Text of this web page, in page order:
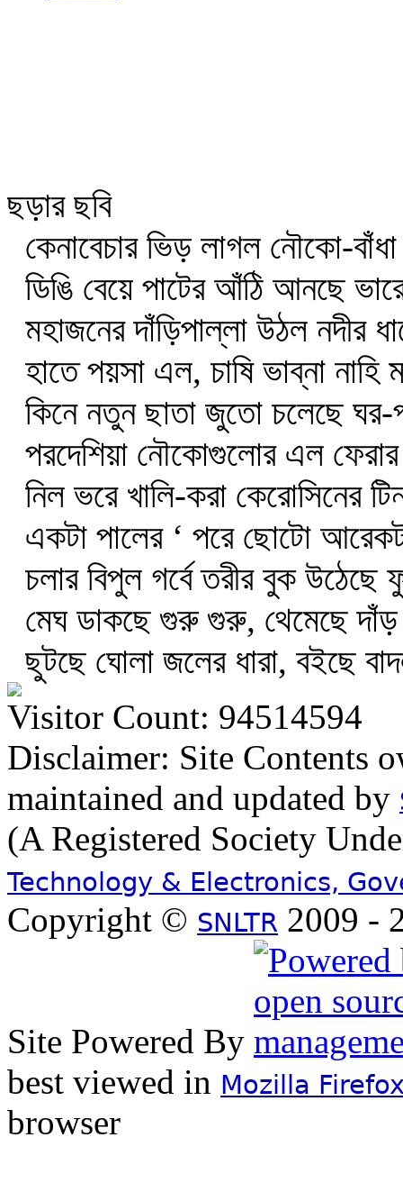
ছড়ার ছবি
কেনাবেচার ভিড় লাগল নৌকো-
ডিঙি বেয়ে পাটের আঁঠি আনছে
মহাজনের দাঁড়িপাল্লা উঠল নদীর
হাতে পয়সা এল, চাষি ভাব্‌না নাহি
কিনে নতুন ছাতা জুতো চলেছে ঘর-
পরদেশিয়া নৌকোগুলোর এল ফেরার
নিল ভরে খালি-করা কেরোসিনের
একটা পালের ‘ পরে ছোটো
চলার বিপুল গর্বে তরীর বুক উঠেছে
মেঘ ডাকছে গুরু গুরু, থেমেছে দাঁড়
ছুটছে ঘোলা জলের ধারা, বইছে
Visitor Count: 94514594
Disclaimer: Site Contents
maintained and updated by
(A Registered Society
Technology & Electronics,
Copyright © SNLTR 2009 -
Site Powered By
best viewed in Mozilla
browser